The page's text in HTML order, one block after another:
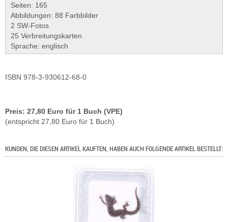
Seiten: 165
Abbildungen: 88 Farbbilder
2 SW-Fotos
25 Verbreitungskarten
Sprache: englisch
ISBN 978-3-930612-68-0
Preis: 27,80 Euro für 1 Buch (VPE)
(entspricht 27,80 Euro für 1 Buch)
KUNDEN, DIE DIESEN ARTIKEL KAUFTEN, HABEN AUCH FOLGENDE ARTIKEL BESTELLT: